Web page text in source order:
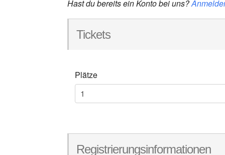
Hast du bereits ein Konto bei uns?
Tickets
Plätze
Registrierungsinformationen